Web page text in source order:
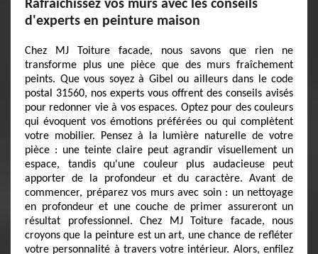
Rafraîchissez vos murs avec les conseils
d'experts en peinture maison
Chez MJ Toiture facade, nous savons que rien ne
transforme plus une pièce que des murs fraîchement
peints. Que vous soyez à Gibel ou ailleurs dans le code
postal 31560, nos experts vous offrent des conseils avisés
pour redonner vie à vos espaces. Optez pour des couleurs
qui évoquent vos émotions préférées ou qui complètent
votre mobilier. Pensez à la lumière naturelle de votre
pièce : une teinte claire peut agrandir visuellement un
espace, tandis qu'une couleur plus audacieuse peut
apporter de la profondeur et du caractère. Avant de
commencer, préparez vos murs avec soin : un nettoyage
en profondeur et une couche de primer assureront un
résultat professionnel. Chez MJ Toiture facade, nous
croyons que la peinture est un art, une chance de refléter
votre personnalité à travers votre intérieur. Alors, enfilez